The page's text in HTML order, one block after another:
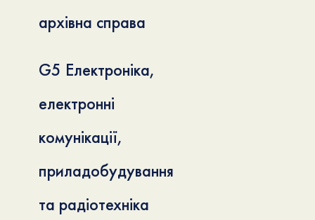
архівна справа
G5 Електроніка,
електронні
комунікації,
приладобудування
та радіотехніка